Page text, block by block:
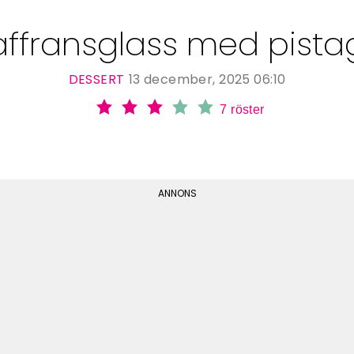
med
DESSERT 13 december, 2025 06:10
7 röster